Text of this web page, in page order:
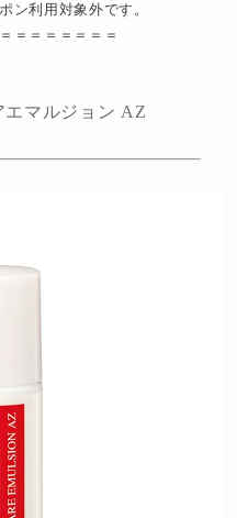
ン利用対象外です。
＝＝＝＝＝＝＝
エマルジョン AZ